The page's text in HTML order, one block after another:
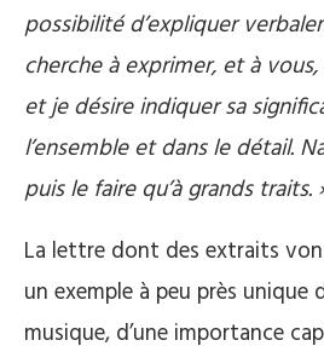
possibilité d’expliquer
cherche à exprimer, et à
et je désire indiquer sa
l’ensemble et dans le détail.
puis le faire qu’à grands traits.
La lettre dont des extraits
un exemple à peu près unique
musique, d’une importance